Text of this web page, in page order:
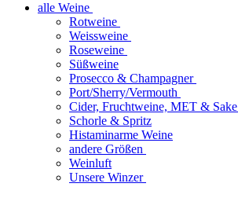
alle Weine
Rotweine
Weissweine
Roseweine
Süßweine
Prosecco & Champagner
Port/Sherry/Vermouth
Cider, Fruchtweine, MET & Sake
Schorle & Spritz
Histaminarme Weine
andere Größen
Weinluft
Unsere Winzer